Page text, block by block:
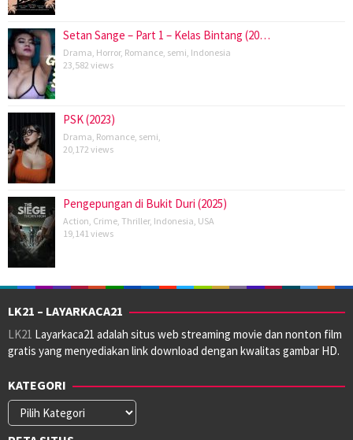
Setan Sange – Part 1 – Kelas Bintang (20…
Drama Horror, Romance semi Indonesia
23,582 views
PSK (2023)
Drama Romance semi
20,172 views
Pengepungan di Bukit Duri (2025)
Action Crime Thriller, Indonesia USA
19,141 views
LK21 – LAYARKACA21
LK21 Layarkaca21 adalah situs web streaming movie dan nonton film
gratis yang menyediakan link download dengan kwalitas gambar HD.
KATEGORI
Kategori